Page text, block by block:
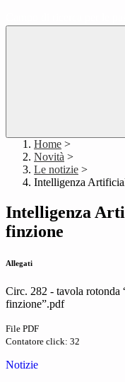
Home >
Novità >
Le notizie >
Intelligenza
Intelligenza
finzione
Allegati
Circ. 282 - tavola rotonda
finzione”.pdf
File PDF
Contatore click: 32
Notizie